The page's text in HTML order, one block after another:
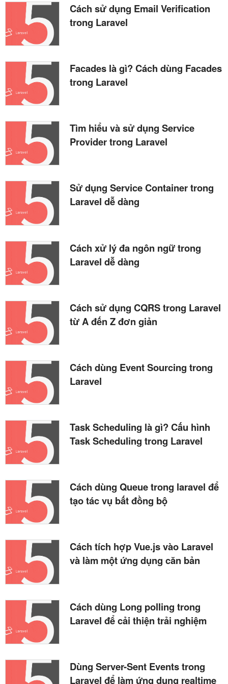
Cách sử dụng Email Verification
trong Laravel
Facades là gì? Cách dùng Facades
trong Laravel
Tìm hiểu và sử dụng Service
Provider trong Laravel
Sử dụng Service Container trong
Laravel dễ dàng
Cách xử lý đa ngôn ngữ trong
Laravel dễ dàng
Cách sử dụng CQRS trong Laravel
từ A đến Z đơn giản
Cách dùng Event Sourcing trong
Laravel
Task Scheduling là gì? Cấu hình
Task Scheduling trong Laravel
Cách dùng Queue trong laravel để
tạo tác vụ bất đồng bộ
Cách tích hợp Vue.js vào Laravel
và làm một ứng dụng căn bản
Cách dùng Long polling trong
Laravel để cải thiện trải nghiệm
Dùng Server-Sent Events trong
Laravel để làm ứng dụng realtime